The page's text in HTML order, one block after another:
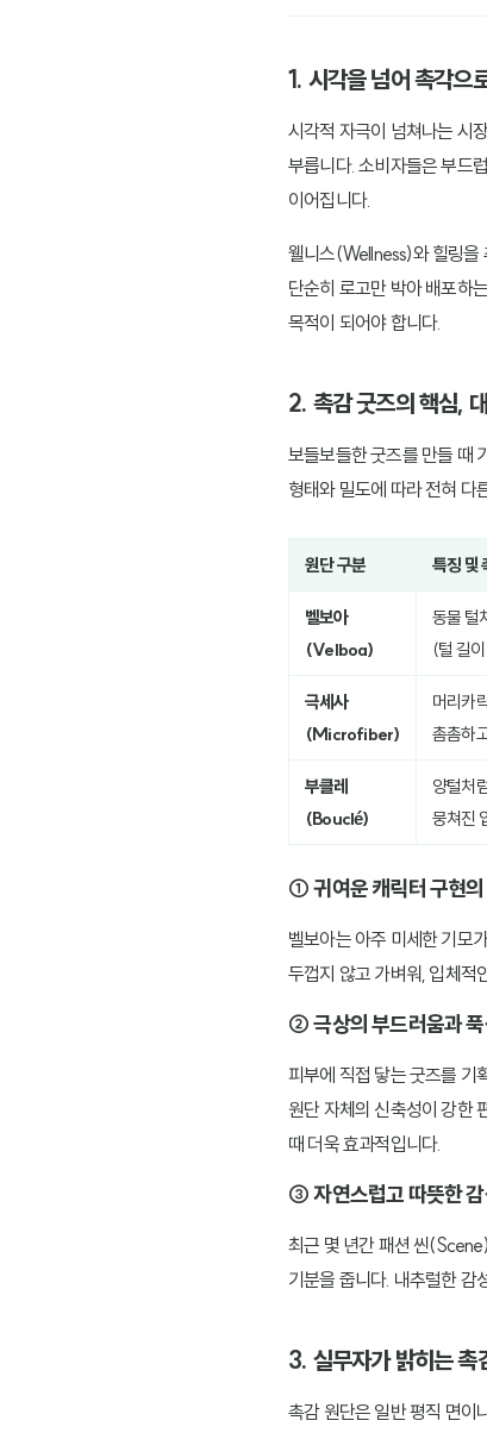
1. 시각을 넘어 촉각으
시각적 자극이 넘쳐나는 시
부릅니다. 소비자들은 부드
이어집니다.
웰니스(Wellness)와 힐링을
단순히 로고만 박아 배포하
목적이 되어야 합니다.
2. 촉감 굿즈의 핵심,
보들보들한 굿즈를 만들 때
형태와 밀도에 따라 전혀 다
원단 구분 특징 및
벨보아
(Velboa)
동물 털
(털 길
극세사
(Microfiber)
머리카
촘촘하
부클레
(Bouclé)
양털처
뭉쳐진
① 귀여운 캐릭터 구현
벨보아는 아주 미세한 기모
두껍지 않고 가벼워, 입체적
② 극상의 부드러움과
피부에 직접 닿는 굿즈를 기
원단 자체의 신축성이 강한
때 더욱 효과적입니다.
③ 자연스럽고 따뜻한 감
최근 몇 년간 패션 씬
기분을 줍니다. 내추럴한 감
3. 실무자가 밝히는 촉
촉감 원단은 일반 평직 면이